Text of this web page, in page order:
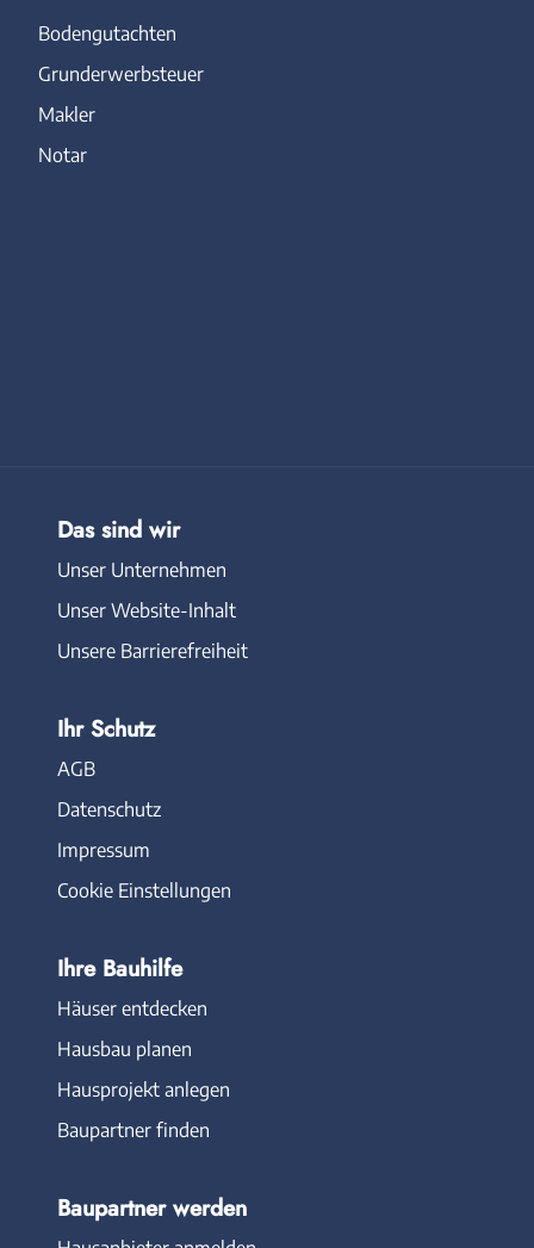
Bodengutachten
Grunderwerbsteuer
Makler
Notar
Das sind wir
Unser Unternehmen
Unser Website-Inhalt
Unsere Barrierefreiheit
Ihr Schutz
AGB
Datenschutz
Impressum
Cookie Einstellungen
Ihre Bauhilfe
Häuser entdecken
Hausbau planen
Hausprojekt anlegen
Baupartner finden
Baupartner werden